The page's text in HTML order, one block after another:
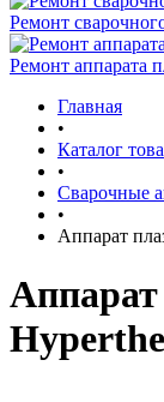
Ремонт
Ремонт аппарата
Главная
•
Каталог
•
Сварочные
•
Аппарат
Аппарат